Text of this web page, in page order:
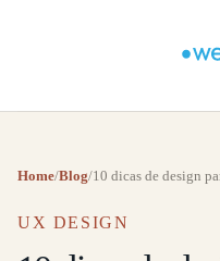
Home/Blog/10 dicas de design
UX DESIGN